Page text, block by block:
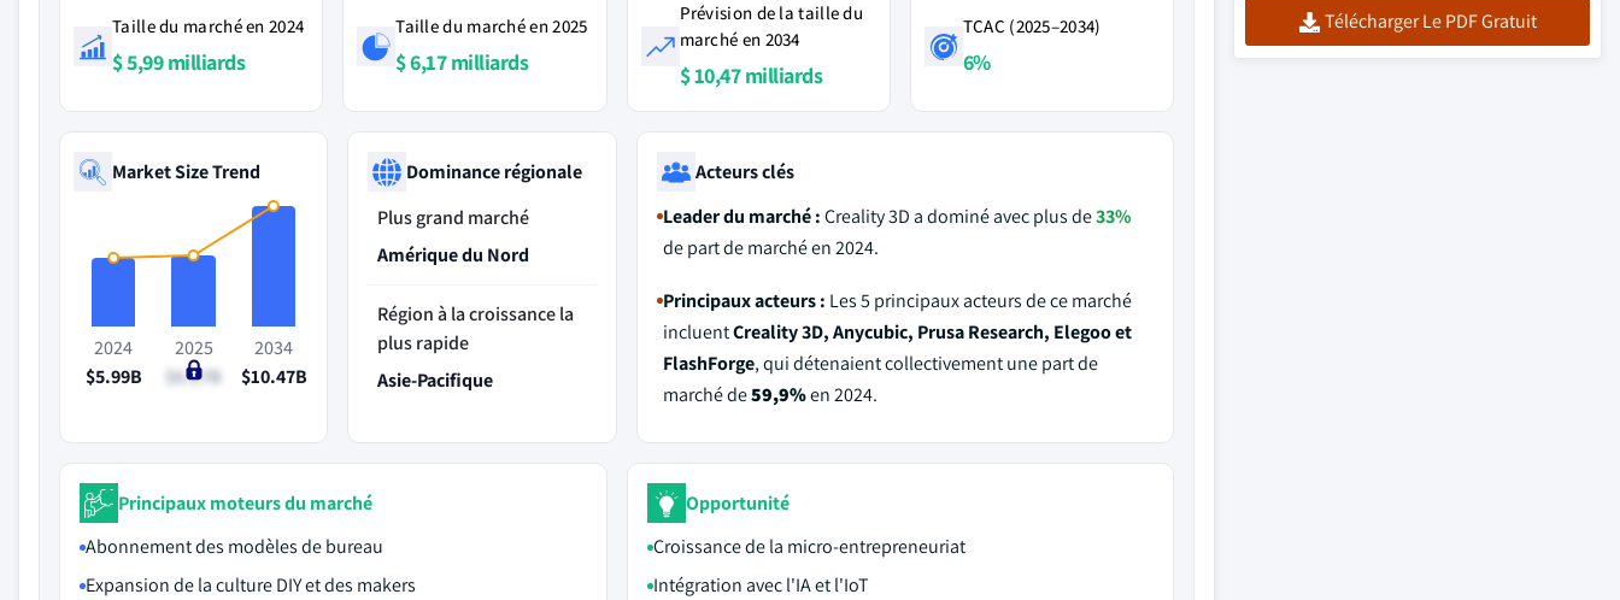
Taille du marché en 2024
$ 5,99 milliards
Taille du marché en 2025
$ 6,17 milliards
Prévision de la taille du
marché en 2034
$ 10,47 milliards
TCAC (2025–2034)
6%
Market Size Trend
2024
$5.99B
2025
$6.17B
2034
$10.47B
Dominance régionale
Plus grand marché
Amérique du Nord
Région à la croissance la
plus rapide
Asie-Pacifique
Acteurs clés
Leader du marché :Creality 3D a dominé avec plus de33%
de part de marché en 2024.
Principaux acteurs : Les 5 principaux acteurs de ce marché
incluentCreality 3D, Anycubic, Prusa Research, Elegoo et
FlashForge, qui détenaient collectivement une part de
marché de59,9%en 2024.
Principaux moteurs du marché
Abonnement des modèles de bureau
Expansion de la culture DIY et des makers
Opportunité
Croissance de la micro-entrepreneuriat
Intégration avec l'IA et l'IoT
Télécharger Le PDF Gratuit